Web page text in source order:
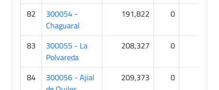
82
300054 -
Chaguaral
191,822 0
83
300055 - La
Polvareda
208,327 0
84
300056 - Ajial
209,373 0